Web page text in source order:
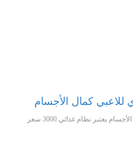
نظام غذائي 3000 سعر حراري للاعبي كمال الأجسام يعتبر نظام غذائي 3000 سعر